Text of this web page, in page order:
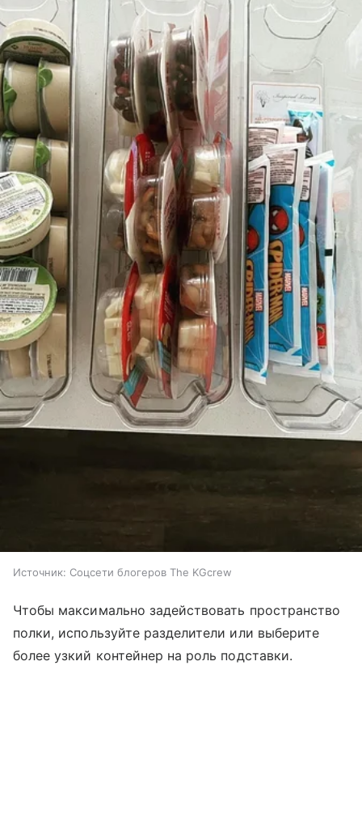
Источник: Соцсети блогеров The KGcrew
Чтобы максимально задействовать пространство
полки, используйте разделители или выберите
более узкий контейнер на роль подставки.